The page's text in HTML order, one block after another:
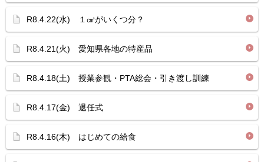
R8.4.22(水) １㎤がいくつ分？
R8.4.21(火) 愛知県各地の特産品
R8.4.18(土) 授業参観・PTA総会・引き渡し訓練
R8.4.17(金) 退任式
R8.4.16(木) はじめての給食